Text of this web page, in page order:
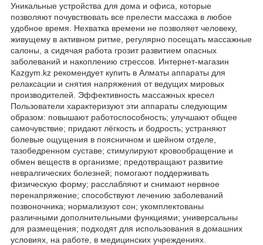
Уникальные устройства для дома и офиса, которые
позволяют почувствовать все прелести массажа в любое
удобное время. Нехватка времени не позволяет человеку,
живущему в активном ритме, регулярно посещать массажные
салоны, а сидячая работа грозит развитием опасных
заболеваний и накоплению стрессов. Интернет-магазин
Kazgym.kz рекомендует купить в Алматы аппараты для
релаксации и снятия напряжения от ведущих мировых
производителей. Эффективность массажных кресел
Пользователи характеризуют эти аппараты следующим
образом: повышают работоспособность; улучшают общее
самочувствие; придают лёгкость и бодрость; устраняют
болевые ощущения в поясничном и шейном отделе,
тазобедренном суставе; стимулируют кровообращение и
обмен веществ в организме; предотвращают развитие
невралгических болезней; помогают поддерживать
физическую форму; расслабляют и снимают нервное
перенапряжение; способствуют лечению заболеваний
позвоночника; нормализуют сон; укомплектованы
различными дополнительными функциями; универсальны
для размещения; подходят для использования в домашних
условиях, на работе, в медицинских учреждениях.